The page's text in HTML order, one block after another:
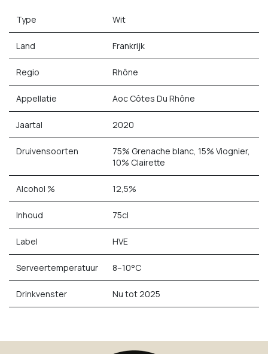
Type Wit
Land Frankrijk
Regio Rhône
Appellatie Aoc Côtes Du Rhône
Jaartal 2020
Druivensoorten
75% Grenache blanc, 15% Viognier,
10% Clairette
Alcohol % 12,5%
Inhoud 75cl
Label HVE
Serveertemperatuur 8–10°C
Drinkvenster Nu tot 2025